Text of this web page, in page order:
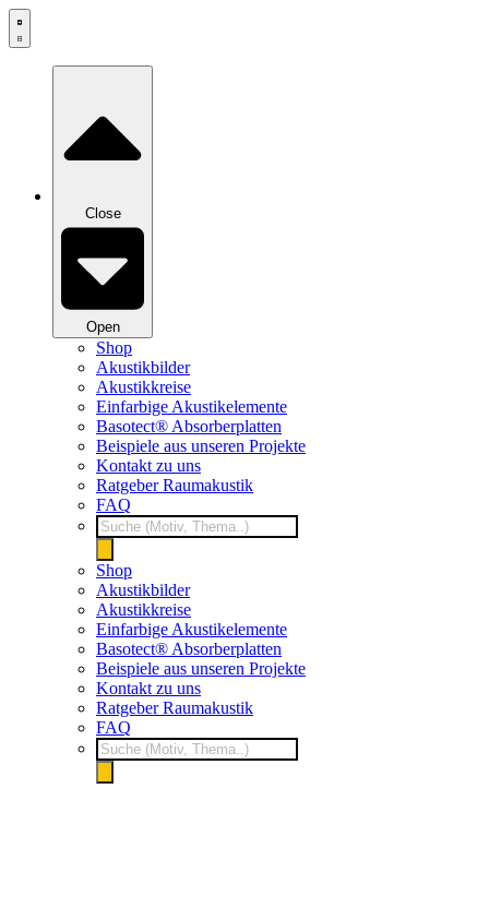
Zum
Inhalt
Close
Open
Shop
Akustikbilder
Akustikkreise
Einfarbige Akustikelemente
Basotect® Absorberplatten
Beispiele aus unseren Projekte
Kontakt zu uns
Ratgeber Raumakustik
FAQ
Products
search
Shop
Akustikbilder
Akustikkreise
Einfarbige Akustikelemente
Basotect® Absorberplatten
Beispiele aus unseren Projekte
Kontakt zu uns
Ratgeber Raumakustik
FAQ
Products
search